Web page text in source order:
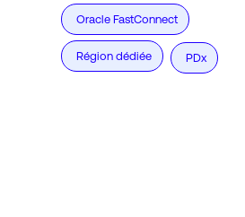
Oracle FastConnect
Région dédiée PDx